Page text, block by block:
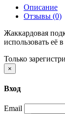
Описание
Отзывы (0)
Жаккардовая
использовать её
Только
×
Вход
Email